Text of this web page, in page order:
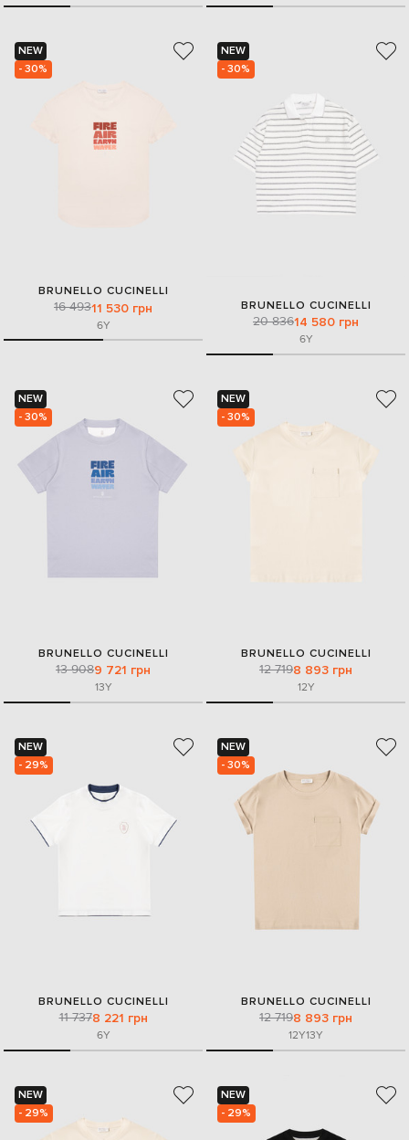
NEW
- 30%
BRUNELLO CUCINELLI
16 49311 530 грн
6Y
NEW
- 30%
BRUNELLO CUCINELLI
20 83614 580 грн
6Y
NEW
- 30%
BRUNELLO CUCINELLI
13 9089 721 грн
13Y
NEW
- 30%
BRUNELLO CUCINELLI
12 7198 893 грн
12Y
NEW
- 29%
BRUNELLO CUCINELLI
11 7378 221 грн
6Y
NEW
- 30%
BRUNELLO CUCINELLI
12 7198 893 грн
12Y13Y
NEW
- 29%
NEW
- 29%